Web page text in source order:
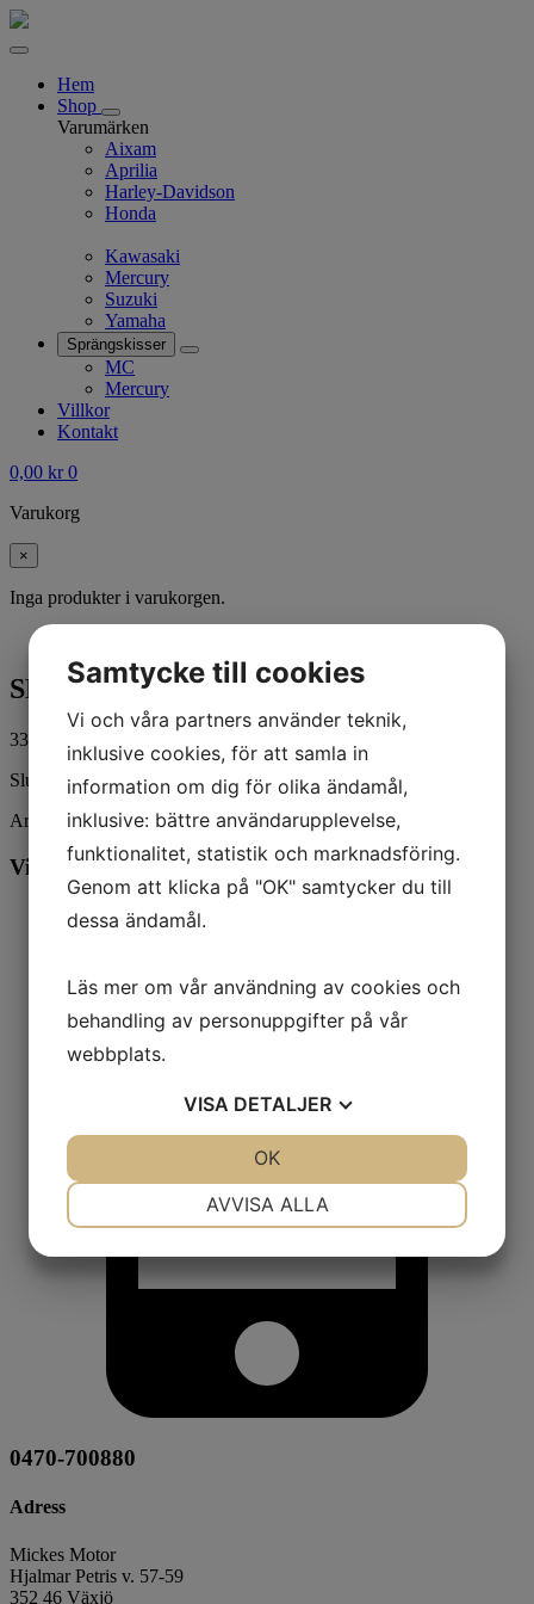
Hem
Shop
Varumärken
Aixam
Aprilia
Harley-Davidson
Honda
Kawasaki
Mercury
Suzuki
Yamaha
Sprängskisser
MC
Mercury
Villkor
Kontakt
0,00 kr 0
Varukorg
×
Inga produkter i varukorgen.
SENSOR
333,00
Slut i lager
Artikelnr:851846001 Kategorier:Båt,Mercury
Vill du veta mer? Ring oss:
0470-700880
Adress
Mickes Motor
Hjalmar Petris v. 57-59
352 46 Växjö
Samtycke till cookies
Vi och våra partners använder teknik,
inklusive cookies, för att samla in
information om dig för olika ändamål,
inklusive: bättre användarupplevelse,
funktionalitet, statistik och marknadsföring.
Genom att klicka på "OK" samtycker du till
dessa ändamål.
Läs mer om vår användning av cookies och
behandling av personuppgifter på vår
webbplats.
VISA DETALJER
AVVISA ALLA
OK